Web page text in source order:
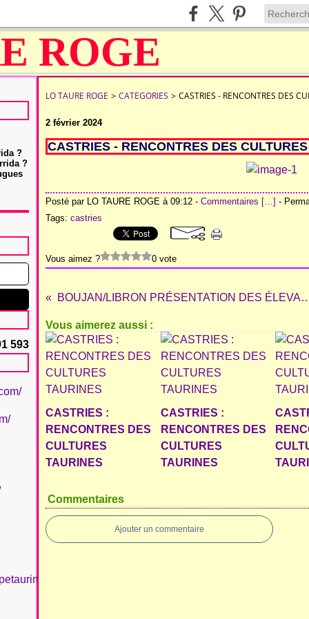
?
?
593
LO TAURE ROGE > CATEGORIES > CASTRIES - RENCONTRES DES
2 février 2024
CASTRIES - RENCONTRES DES
Posté par LO TAURE ROGE à 09:12 - Commentaires […] -
Tags: castries
Vous aimez ? 0 vote
BOUJAN/LIBRON
Vous aimerez aussi :
CASTRIES :
RENCONTRES DES
CULTURES
TAURINES
CASTRIES :
RENCONTRES DES
CULTURES
TAURINES
Commentaires
Ajouter un commentaire